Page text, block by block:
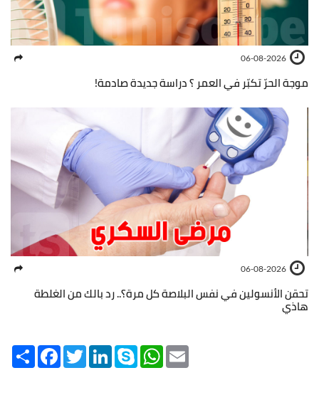
06-08-2026
موجة الحرّ تكبّر في العمر ؟ دراسة جديدة صادمة!
06-08-2026
تحقن الأنسولين في نفس البلاصة كل مرة؟.. رد بالك من الغلطة
هاذي
Share FacebookTwitterLinkedInSkype WhatsApp